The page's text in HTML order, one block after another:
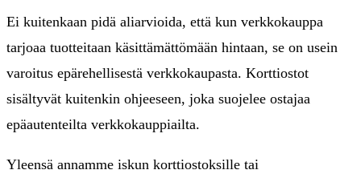
Ei kuitenkaan pidä aliarvioida, että kun verkkokauppa
tarjoaa tuotteitaan käsittämättömään hintaan, se on usein
varoitus epärehellisestä verkkokaupasta. Korttiostot
sisältyvät kuitenkin ohjeeseen, joka suojelee ostajaa
epäautenteilta verkkokauppiailta.
Yleensä annamme iskun korttiostoksille tai